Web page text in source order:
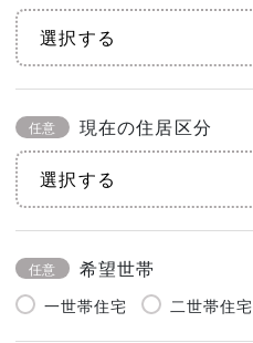
任意 現在の住居区分
任意 希望世帯
一世帯住宅 二世帯住宅